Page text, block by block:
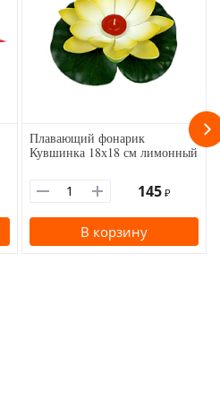
Плавающий фонарик
Кувшинка 18х18 см лимонный
145 ₽
В корзину